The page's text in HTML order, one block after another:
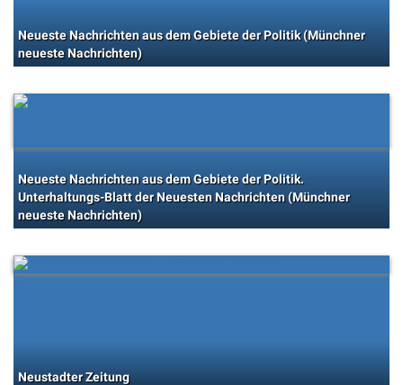
Neueste Nachrichten aus dem Gebiete der Politik (Münchner
neueste Nachrichten)
Neueste Nachrichten aus dem Gebiete der Politik.
Unterhaltungs-Blatt der Neuesten Nachrichten (Münchner
neueste Nachrichten)
Neustadter Zeitung